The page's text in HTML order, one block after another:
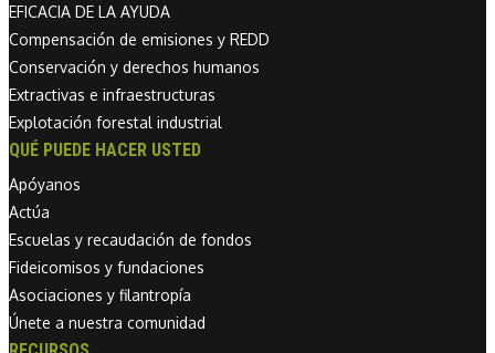
EFICACIA DE LA AYUDA
Compensación de emisiones y REDD
Conservación y derechos humanos
Extractivas e infraestructuras
Explotación forestal industrial
QUÉ PUEDE HACER USTED
Apóyanos
Actúa
Escuelas y recaudación de fondos
Fideicomisos y fundaciones
Asociaciones y filantropía
Únete a nuestra comunidad